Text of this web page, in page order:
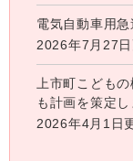
電気自動車用
2026年7月27
上市町こども
も計画を策定し
2026年4月1日